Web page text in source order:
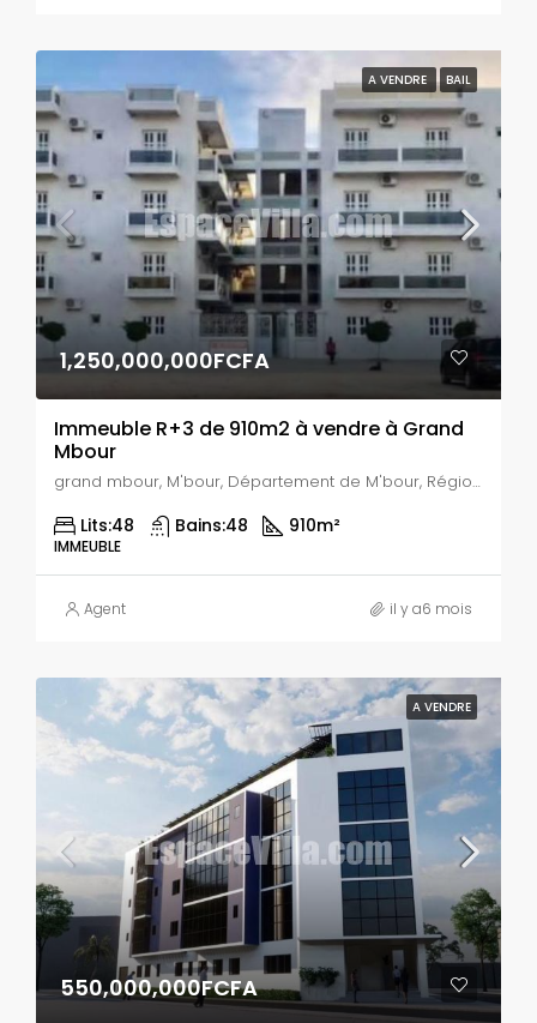
A VENDRE BAIL
1,250,000,000FCFA
Immeuble R+3 de 910m2 à vendre à Grand
Mbour
grand mbour, M'bour, Département de M'bour, Région de Thiès, 00510, Sénégal
Lits:48 Bains:48 910m²
IMMEUBLE
Agent il y a6 mois
A VENDRE
550,000,000FCFA